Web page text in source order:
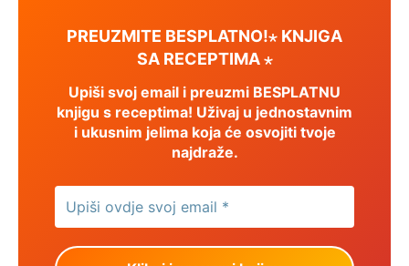
PREUZMITE BESPLATNO!⋆ KNJIGA
SA RECEPTIMA ⋆
Upiši svoj email i preuzmi BESPLATNU
knjigu s receptima! Uživaj u jednostavnim
i ukusnim jelima koja će osvojiti tvoje
najdraže.